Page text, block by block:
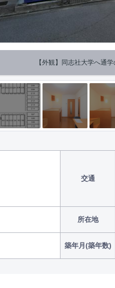
【外観】同志社大学へ通
交通
所在地
築年月(築年数)